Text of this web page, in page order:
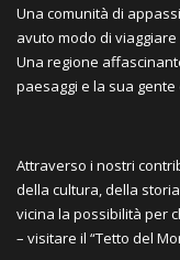
Una comunità di
avuto modo di
Una regione
paesaggi e la sua
Attraverso i nostri
della cultura, della
vicina la possibilità per
– visitare il “Tetto del